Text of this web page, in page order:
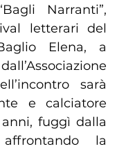
Narranti”,
letterari del
Elena, a
sarà
e calciatore
fuggì dalla
la